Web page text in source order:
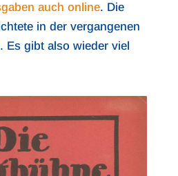
auch online. Die
in der vergangenen
Es gibt also wieder viel